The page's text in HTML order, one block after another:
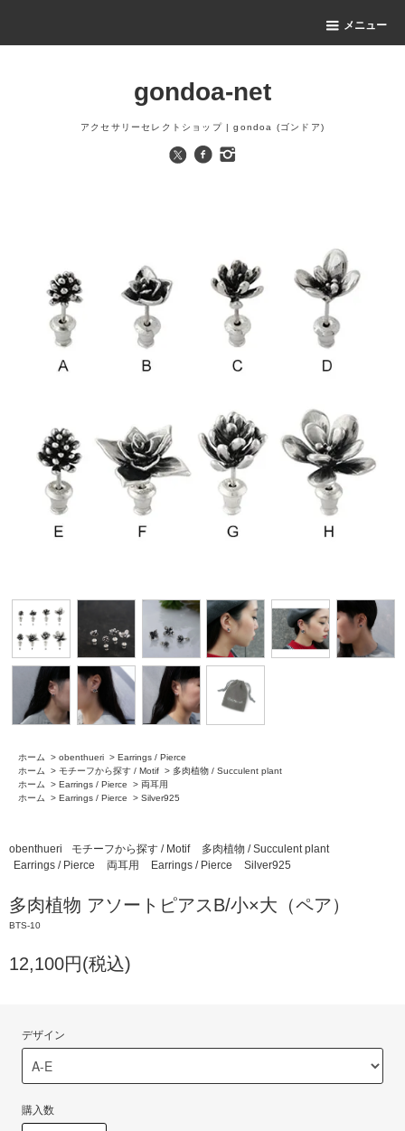
メニュー
gondoa-net
アクセサリーセレクトショップ | gondoa (ゴンドア)
ホーム > obenthueri > Earrings / Pierce
ホーム
> モチーフから探す / Motif > 多肉植物 / Succulent plant
ホーム
> Earrings / Pierce > 両耳用
ホーム
> Earrings / Pierce > Silver925
obenthueri モチーフから探す / Motif
多肉植物 / Succulent plant
Earrings / Pierce
両耳用 Earrings / Pierce Silver925
多肉植物 アソートピアスB/小×大（ペア）
BTS-10
12,100円(税込)
デザイン
購入数